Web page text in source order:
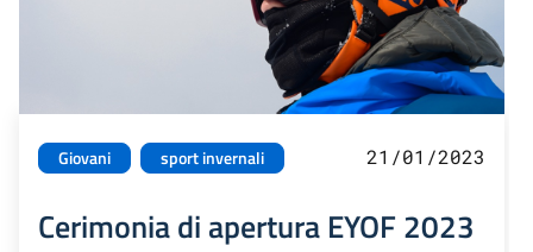
Giovani sport invernali 21/01/2023
Cerimonia di apertura EYOF 2023